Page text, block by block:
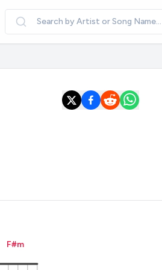
Search by Artist or Song Name...
F#m